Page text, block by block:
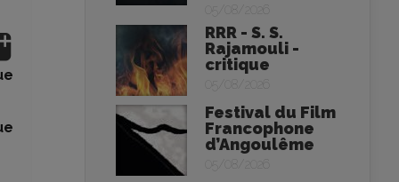
05/08/2026
RRR - S. S.
Rajamouli -
critique
05/08/2026
Festival du Film
Francophone
d’Angoulême
05/08/2026